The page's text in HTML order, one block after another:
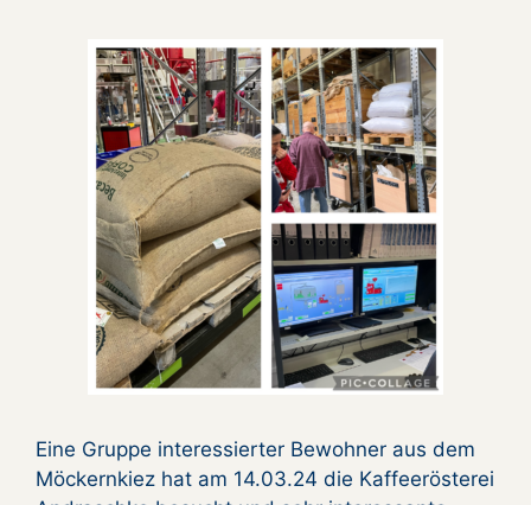
Eine Gruppe interessierter Bewohner aus dem
Möckernkiez hat am 14.03.24 die Kaffeerösterei